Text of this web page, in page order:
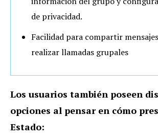
de privacidad.
Facilidad para compartir
realizar llamadas grupales
Los usuarios también poseen
opciones al pensar en cómo
Estado: